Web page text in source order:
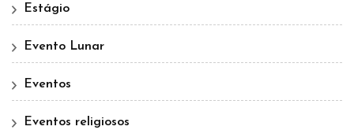
Estágio
Evento Lunar
Eventos
Eventos religiosos